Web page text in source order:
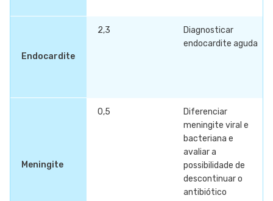
Endocardite
2,3
Diagnosticar
endocardite aguda
Meningite
0,5
Diferenciar
meningite viral e
bacteriana e
avaliar a
possibilidade de
descontinuar o
antibiótico